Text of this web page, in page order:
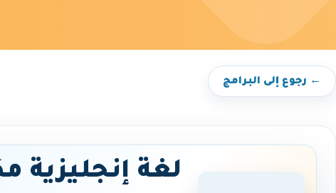
← رجوع إلى البرامج
لغة إنجليزية